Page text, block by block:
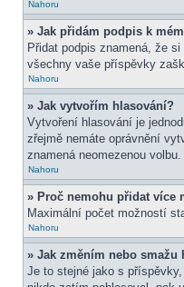
Nahoru
» Jak přidám podpis k
Přidat podpis znamená, že
všechny vaše příspěvky
Nahoru
» Jak vytvořím hlasování?
Vytvoření hlasování je
zřejmě nemáte oprávnění
znamená neomezenou
Nahoru
» Proč nemohu přidat více
Maximální počet možností
Nahoru
» Jak změním nebo smažu
Je to stejné jako s